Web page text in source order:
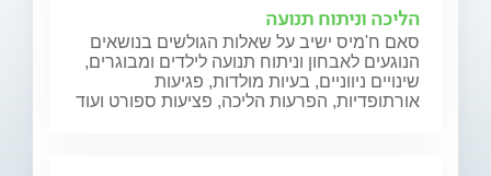
הליכה וניתוח תנועה
סאם ח'מיס ישיב על שאלות הגולשים בנושאים
הנוגעים לאבחון וניתוח תנועה לילדים ומבוגרים,
שינויים ניווניים, בעיות מולדות, פגיעות
אורתופדיות, הפרעות הליכה, פציעות ספורט ועוד